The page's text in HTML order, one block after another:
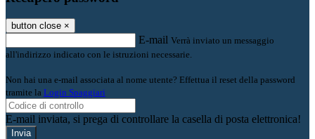
button close ×
E-mail Verrà inviato un messaggio
all'indirizzo indicato con le istruzioni necessarie.
Non hai una e-mail associata al nome utente? Effettua il reset della password
tramite la Login Spaggiari
E-mail inviata, si prega di controllare la casella di posta elettronica!